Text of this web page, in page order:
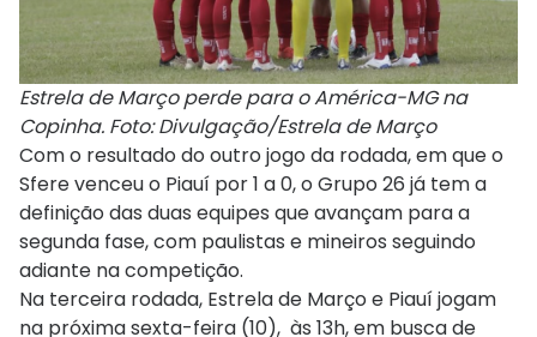
Estrela de Março perde para o América-MG na
Copinha. Foto: Divulgação/Estrela de Março
Com o resultado do outro jogo da rodada, em que o
Sfere venceu o Piauí por 1 a 0, o Grupo 26 já tem a
definição das duas equipes que avançam para a
segunda fase, com paulistas e mineiros seguindo
adiante na competição.
Na terceira rodada, Estrela de Março e Piauí jogam
na próxima sexta-feira (10), às 13h, em busca de